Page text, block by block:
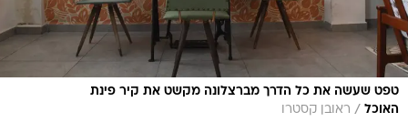
טפט שעשה את כל הדרך מברצלונה מקשט את קיר פינת
האוכל / ראובן קסטרו